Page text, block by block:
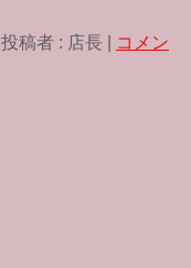
投稿者 : 店長
コメン